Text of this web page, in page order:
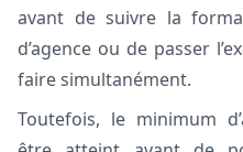
avant de suivre la
d’agence ou de passer
faire simultanément.
Toutefois, le minimum